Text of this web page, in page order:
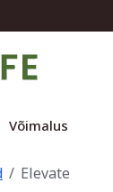
Võimalus
Elevate